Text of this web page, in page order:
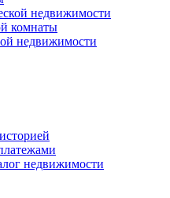
недвижимости
комнаты
недвижимости
недвижимости